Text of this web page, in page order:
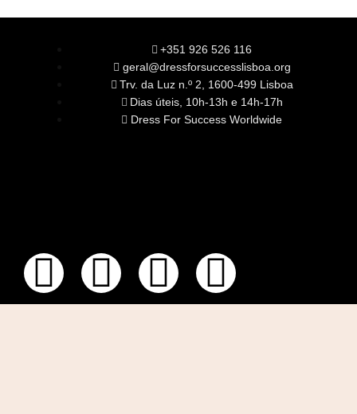
+351 926 526 116
geral@dressforsuccesslisboa.org
Trv. da Luz n.º 2, 1600-499 Lisboa
Dias úteis, 10h-13h e 14h-17h
Dress For Success Worldwide